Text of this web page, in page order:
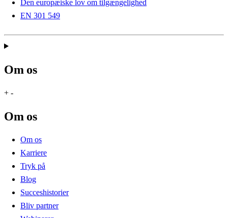
Den europæiske lov om tilgængelighed
EN 301 549
Om os
+ -
Om os
Om os
Karriere
Tryk på
Blog
Succeshistorier
Bliv partner